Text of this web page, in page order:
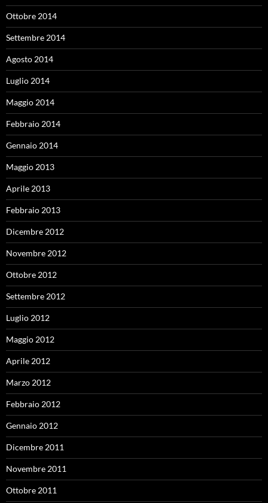
Ottobre 2014
Settembre 2014
Agosto 2014
Luglio 2014
Maggio 2014
Febbraio 2014
Gennaio 2014
Maggio 2013
Aprile 2013
Febbraio 2013
Dicembre 2012
Novembre 2012
Ottobre 2012
Settembre 2012
Luglio 2012
Maggio 2012
Aprile 2012
Marzo 2012
Febbraio 2012
Gennaio 2012
Dicembre 2011
Novembre 2011
Ottobre 2011